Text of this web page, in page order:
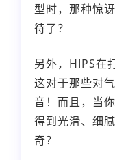
型时，那种惊
待了？
另外，HIPS在
这对于那些对
音！而且，当
得到光滑、细
奇？